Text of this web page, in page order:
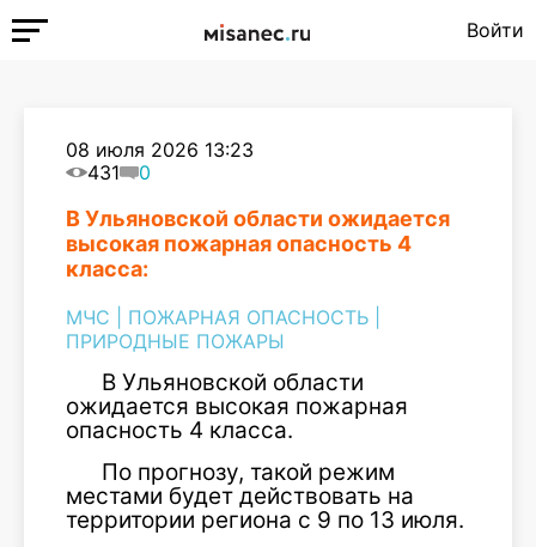
Войти
08 июля 2026 13:23
431
0
В Ульяновской области ожидается
высокая пожарная опасность 4
класса:
МЧС ПОЖАРНАЯ ОПАСНОСТЬ
ПРИРОДНЫЕ ПОЖАРЫ
В Ульяновской области
ожидается высокая пожарная
опасность 4 класса.
По прогнозу, такой режим
местами будет действовать на
территории региона с 9 по 13 июля.